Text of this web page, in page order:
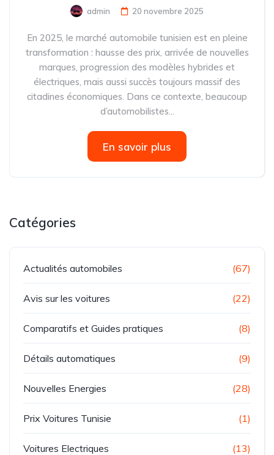
admin 20 novembre 2025
En 2025, le marché automobile tunisien est en pleine
transformation : hausse des prix, arrivée de nouvelles
marques, progression des modèles hybrides et
électriques, mais aussi succès toujours massif des
citadines économiques. Dans ce contexte, beaucoup
d’automobilistes...
En savoir plus
Catégories
Actualités automobiles (67)
Avis sur les voitures (22)
Comparatifs et Guides pratiques (8)
Détails automatiques (9)
Nouvelles Energies (28)
Prix Voitures Tunisie (1)
Voitures Electriques (13)